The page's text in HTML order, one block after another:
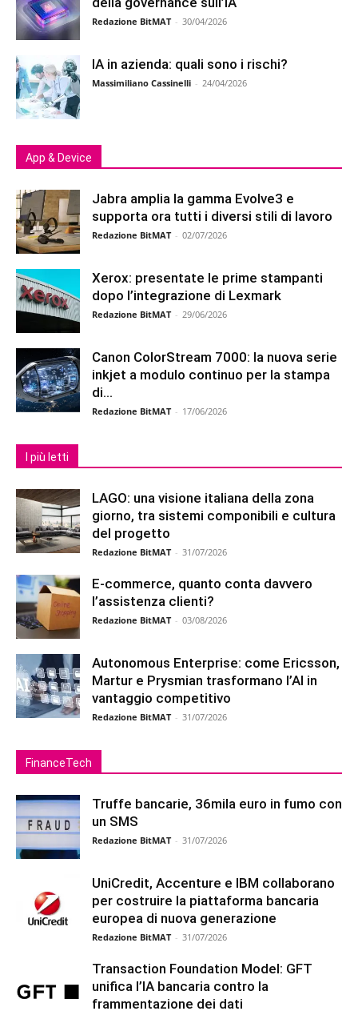
Redazione BitMAT - 30/04/2026
IA in azienda: quali sono i rischi?
Massimiliano Cassinelli - 24/04/2026
App & Device
Jabra amplia la gamma Evolve3 e
supporta ora tutti i diversi stili di lavoro
Redazione BitMAT - 02/07/2026
Xerox: presentate le prime stampanti
dopo l’integrazione di Lexmark
Redazione BitMAT - 29/06/2026
Canon ColorStream 7000: la nuova serie
inkjet a modulo continuo per la stampa
di...
Redazione BitMAT - 17/06/2026
I più letti
LAGO: una visione italiana della zona
giorno, tra sistemi componibili e cultura
del progetto
Redazione BitMAT - 31/07/2026
E-commerce, quanto conta davvero
l’assistenza clienti?
Redazione BitMAT - 03/08/2026
Autonomous Enterprise: come Ericsson,
Martur e Prysmian trasformano l’AI in
vantaggio competitivo
Redazione BitMAT - 31/07/2026
FinanceTech
Truffe bancarie, 36mila euro in fumo con
un SMS
Redazione BitMAT - 31/07/2026
UniCredit, Accenture e IBM collaborano
per costruire la piattaforma bancaria
europea di nuova generazione
Redazione BitMAT - 31/07/2026
Transaction Foundation Model: GFT
unifica l’IA bancaria contro la
frammentazione dei dati